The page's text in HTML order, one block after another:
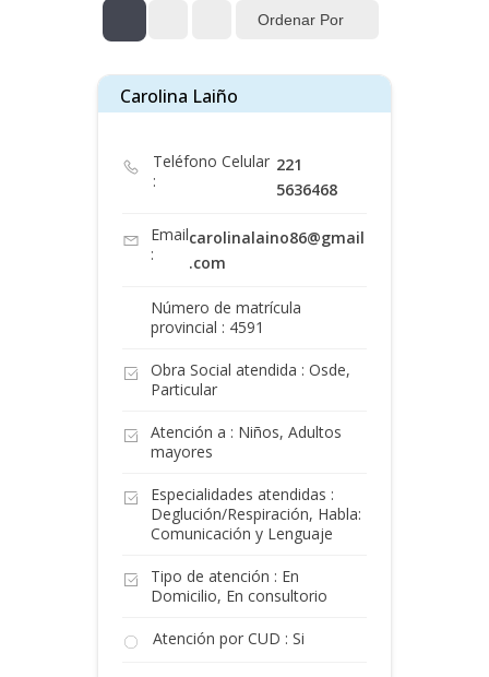
Ordenar Por
Carolina Laiño
Teléfono Celular
:
221
5636468
Email
:
carolinalaino86@gmail
.com
Número de matrícula
provincial : 4591
Obra Social atendida : Osde,
Particular
Atención a : Niños, Adultos
mayores
Especialidades atendidas :
Deglución/Respiración, Habla:
Comunicación y Lenguaje
Tipo de atención : En
Domicilio, En consultorio
Atención por CUD : Si